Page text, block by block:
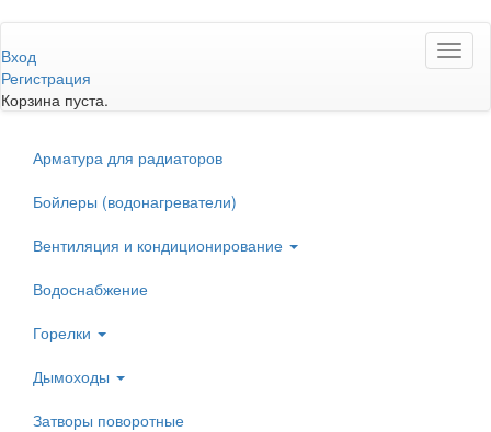
к
основному
содержанию
Вход
Регистрация
Корзина пуста.
Арматура для радиаторов
Бойлеры (водонагреватели)
Вентиляция и кондиционирование
Водоснабжение
Горелки
Дымоходы
Затворы поворотные